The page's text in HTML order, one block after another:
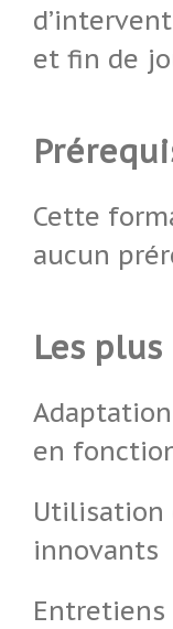
et fin de
Cette
aucun
Les plus
en
Utilisation
innovants